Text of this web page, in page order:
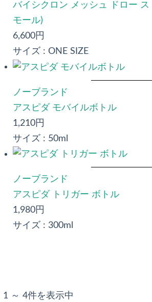
バイシクロン メッシュ ドロー
モール)
6,600円
サイズ : ONE SIZE
ノーブランド
アスピダ モバイルボトル
1,210円
サイズ : 50ml
ノーブランド
アスピダ トリガー ボトル
1,980円
サイズ : 300ml
1 ～ 4件を表示中